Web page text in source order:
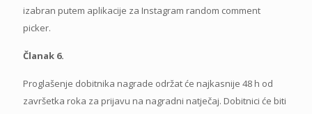
izabran putem aplikacije za Instagram random comment
picker.
Članak 6.
Proglašenje dobitnika nagrade održat će najkasnije 48 h od
završetka roka za prijavu na nagradni natječaj. Dobitnici će biti